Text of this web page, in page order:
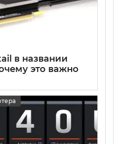
в названии
это важно